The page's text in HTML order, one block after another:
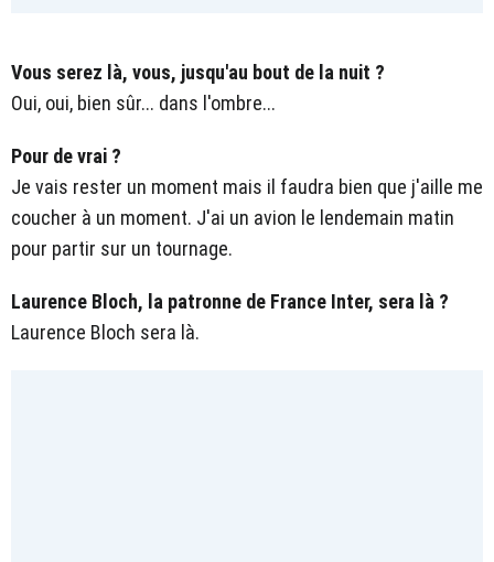
Vous serez là, vous, jusqu'au bout de la nuit ?
Oui, oui, bien sûr... dans l'ombre...
Pour de vrai ?
Je vais rester un moment mais il faudra bien que j'aille me
coucher à un moment. J'ai un avion le lendemain matin
pour partir sur un tournage.
Laurence Bloch, la patronne de France Inter, sera là ?
Laurence Bloch sera là.